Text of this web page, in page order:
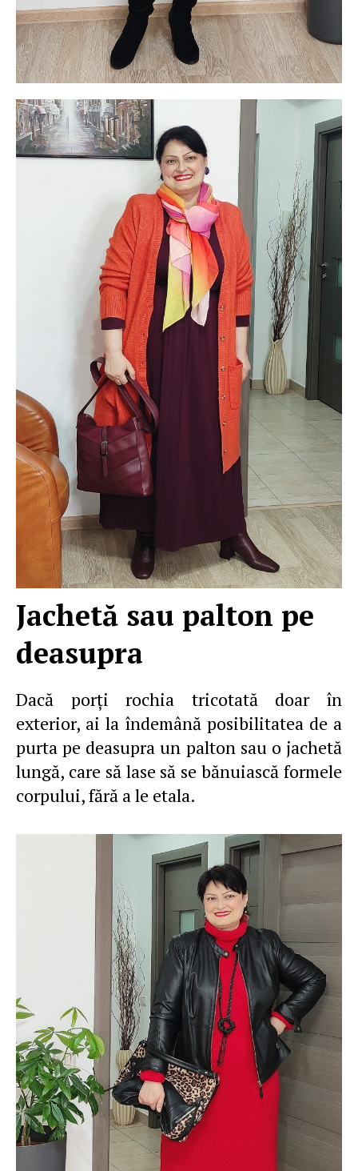
Jachetă sau palton pe
deasupra
Dacă porţi rochia tricotată doar în
exterior, ai la îndemână posibilitatea de a
purta pe deasupra un palton sau o jachetă
lungă, care să lase să se bănuiască formele
corpului, fără a le etala.